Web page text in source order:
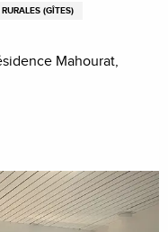
(GÎTES)
Mahourat,